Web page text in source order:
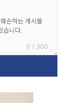
0 / 300